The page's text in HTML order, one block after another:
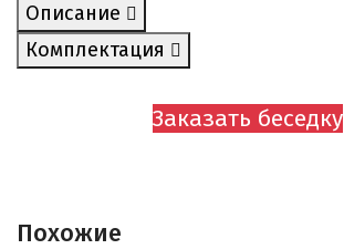
Описание
Комплектация
Заказать беседку
Похожие